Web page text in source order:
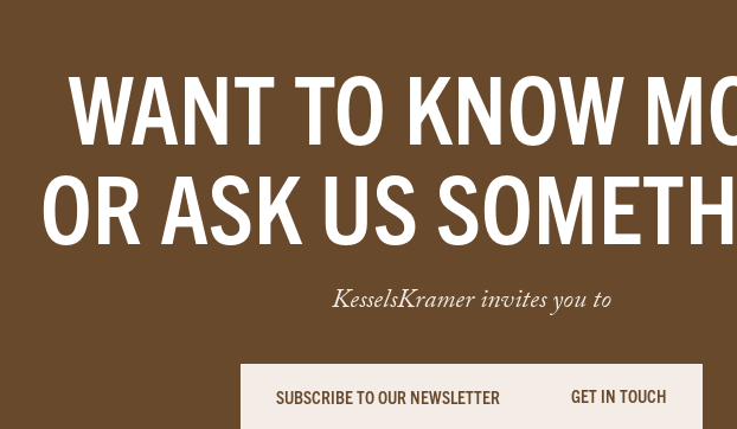
WANT TO KNOW
OR ASK US
KesselsKramer invites you to
SUBSCRIBE TO OUR NEWSLETTER GET IN TOUCH